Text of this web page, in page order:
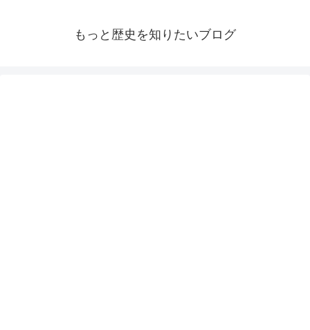
もっと歴史を知りたいブログ